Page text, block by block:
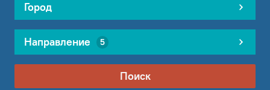
Город
Направление 5
Поиск